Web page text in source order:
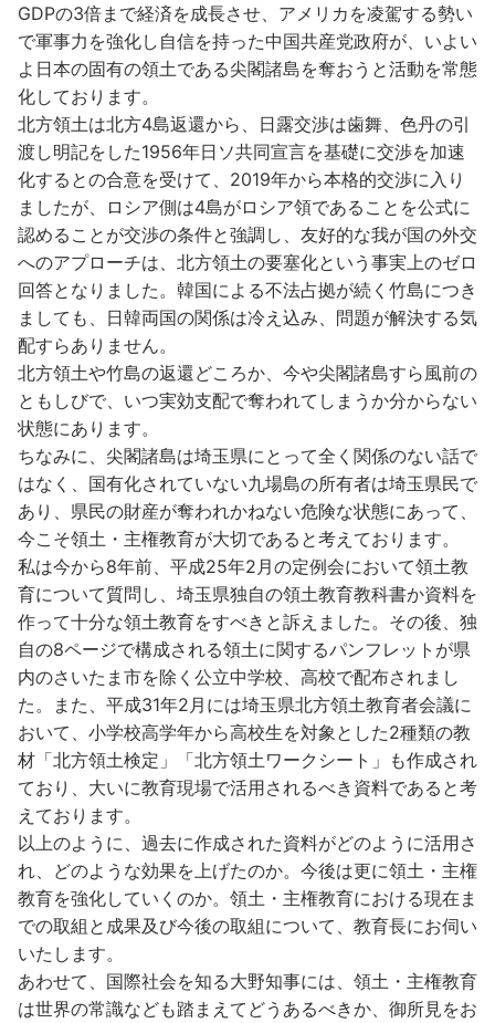
GDPの3倍まで経済を成長させ、アメリカを凌駕する勢い
で軍事力を強化し自信を持った中国共産党政府が、いよい
よ日本の固有の領土である尖閣諸島を奪おうと活動を常態
化しております。
北方領土は北方4島返還から、日露交渉は歯舞、色丹の引
渡し明記をした1956年日ソ共同宣言を基礎に交渉を加速
化するとの合意を受けて、2019年から本格的交渉に入り
ましたが、ロシア側は4島がロシア領であることを公式に
認めることが交渉の条件と強調し、友好的な我が国の外交
へのアプローチは、北方領土の要塞化という事実上のゼロ
回答となりました。韓国による不法占拠が続く竹島につき
ましても、日韓両国の関係は冷え込み、問題が解決する気
配すらありません。
北方領土や竹島の返還どころか、今や尖閣諸島すら風前の
ともしびで、いつ実効支配で奪われてしまうか分からない
状態にあります。
ちなみに、尖閣諸島は埼玉県にとって全く関係のない話で
はなく、国有化されていない九場島の所有者は埼玉県民で
あり、県民の財産が奪われかねない危険な状態にあって、
今こそ領土・主権教育が大切であると考えております。
私は今から8年前、平成25年2月の定例会において領土教
育について質問し、埼玉県独自の領土教育教科書か資料を
作って十分な領土教育をすべきと訴えました。その後、独
自の8ページで構成される領土に関するパンフレットが県
内のさいたま市を除く公立中学校、高校で配布されまし
た。また、平成31年2月には埼玉県北方領土教育者会議に
おいて、小学校高学年から高校生を対象とした2種類の教
材「北方領土検定」「北方領土ワークシート」も作成され
ており、大いに教育現場で活用されるべき資料であると考
えております。
以上のように、過去に作成された資料がどのように活用さ
れ、どのような効果を上げたのか。今後は更に領土・主権
教育を強化していくのか。領土・主権教育における現在ま
での取組と成果及び今後の取組について、教育長にお伺い
いたします。
あわせて、国際社会を知る大野知事には、領土・主権教育
は世界の常識なども踏まえてどうあるべきか、御所見をお